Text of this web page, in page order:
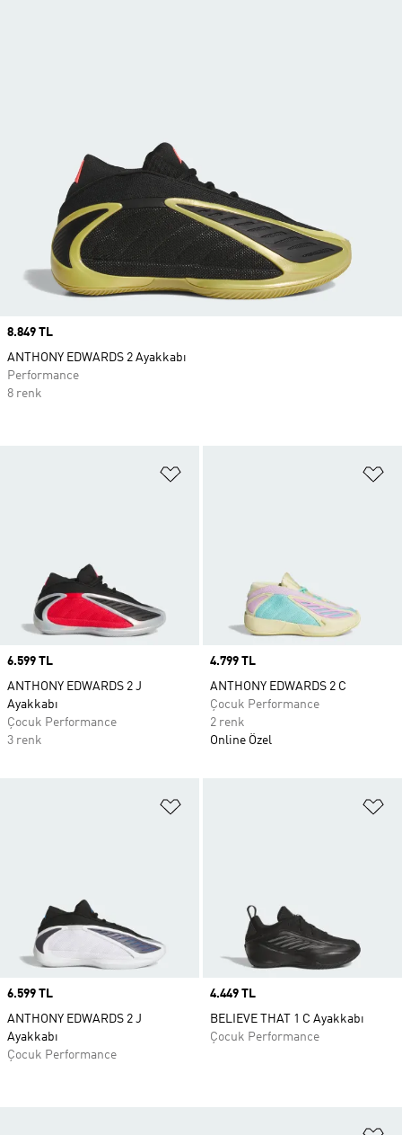
Price
6.599 TL
ANTHONY EDWARDS 2 J
Ayakkabı
Çocuk Performance
3 renk
Price
4.799 TL
ANTHONY EDWARDS 2 C
Çocuk Performance
2 renk
Online Özel
Price
6.599 TL
ANTHONY EDWARDS 2 J
Ayakkabı
Çocuk Performance
Price
4.449 TL
BELIEVE THAT 1 C Ayakkabı
Çocuk Performance
Price
8.849 TL
ANTHONY EDWARDS 2 Ayakkabı
Performance
8 renk